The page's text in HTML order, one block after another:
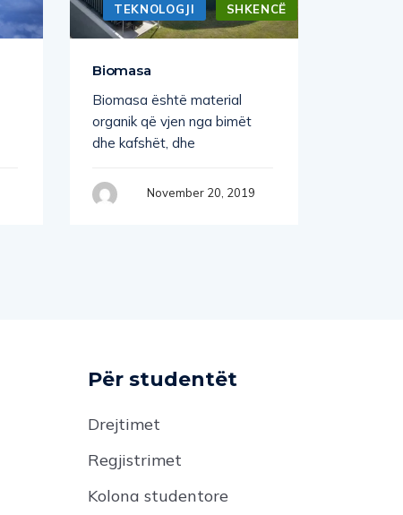
TEKNOLOGJI SHKENCË
Biomasa
Biomasa është material
organik që vjen nga bimët
dhe kafshët, dhe
November 20, 2019
Për studentët
Drejtimet
Regjistrimet
Kolona studentore